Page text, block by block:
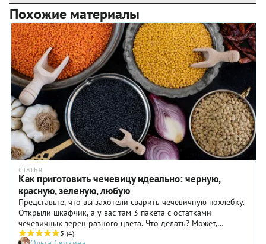
Похожие материалы
СТАТЬЯ
Как приготовить чечевицу идеально: черную,
красную, зеленую, любую
Представьте, что вы захотели сварить чечевичную похлебку.
Открыли шкафчик, а у вас там 3 пакета с остатками
чечевичных зерен разного цвета. Что делать? Может,
смешать все вместе и сварить разноцветный суп? Ни в коем
5 (4)